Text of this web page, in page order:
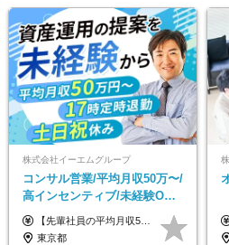
株式会社イーエムグループ
コンサル営業/平均月収50万〜/
高インセンティブ/未経験OK/
残業なし/4,50代も活躍/ブラン
ク可/面接1回
【先輩社員の平均月収50万円】 月給30万円以上+インセンティブ+その他手当 ※経験・スキルを考慮の上で給与を決定します ※上記には5万円（月20時間分）のみなし残業代と一律手当（営業手当4万円、能力評価手当4万円）を含みます ※上記を超える残業代は別途全額支給します ※試用期間：3ヶ月あり（試用期間中の待遇に差異なし）
東京都